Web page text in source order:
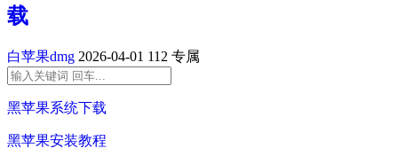
载
白苹果dmg 2026-04-01 112 专属
黑苹果系统下载
黑苹果安装教程